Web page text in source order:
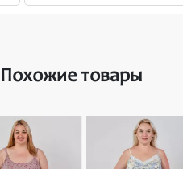
Похожие товары